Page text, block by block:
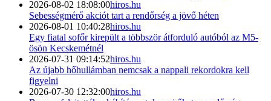
2026-08-02 18:08:00hiros.hu
Sebességmérő akciót tart a rendőrség a jövő héten
2026-08-01 10:40:28hiros.hu
Egy fiatal sofőr kirepült a többször átforduló autóból az M5-
ösön Kecskemétnél
2026-07-31 09:14:52hiros.hu
Az újabb hőhullámban nemcsak a nappali rekordokra kell
figyelni
2026-07-30 12:32:00hiros.hu